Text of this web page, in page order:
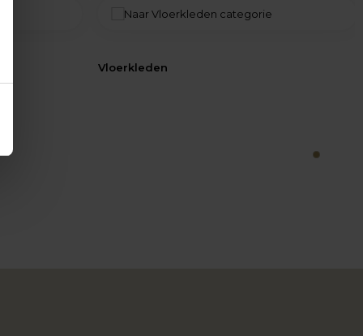
Vloerkleden
1